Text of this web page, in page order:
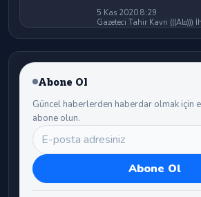
5 Kas 2020 8:29
Gazeteci Tahir Kavri (((Alo)))
Abone Ol
Güncel haberlerden haberdar olmak için
abone olun.